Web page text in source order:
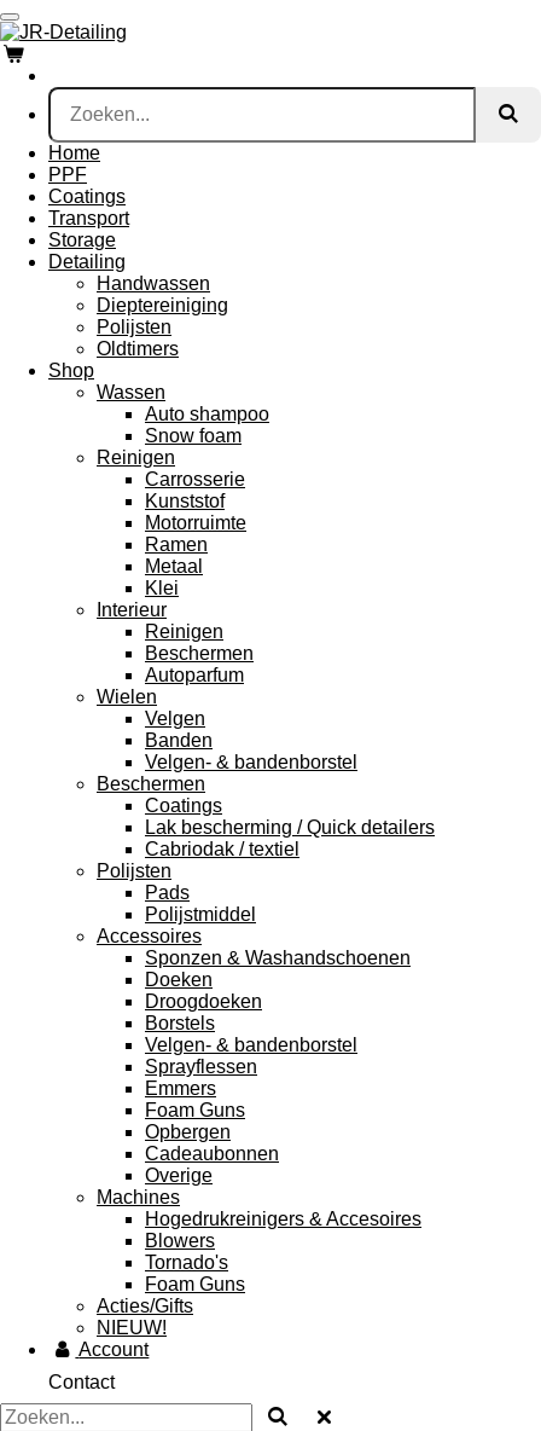
Ga
direct
naar
de
hoofdinhoud
Home
PPF
Coatings
Transport
Storage
Detailing
Handwassen
Dieptereiniging
Polijsten
Oldtimers
Shop
Wassen
Auto shampoo
Snow foam
Reinigen
Carrosserie
Kunststof
Motorruimte
Ramen
Metaal
Klei
Interieur
Reinigen
Beschermen
Autoparfum
Wielen
Velgen
Banden
Velgen- & bandenborstel
Beschermen
Coatings
Lak bescherming / Quick detailers
Cabriodak / textiel
Polijsten
Pads
Polijstmiddel
Accessoires
Sponzen & Washandschoenen
Doeken
Droogdoeken
Borstels
Velgen- & bandenborstel
Sprayflessen
Emmers
Foam Guns
Opbergen
Cadeaubonnen
Overige
Machines
Hogedrukreinigers & Accesoires
Blowers
Tornado's
Foam Guns
Acties/Gifts
NIEUW!
Account
Contact